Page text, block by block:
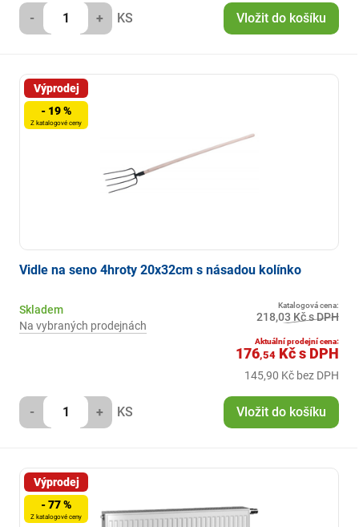
- + KS Vložit do košíku
Výprodej
- 19 %
Z katalogové ceny
Vidle na seno 4hroty 20x32cm s násadou kolínko
Skladem
Na vybraných prodejnách
Katalogová cena:
218,03 Kč s DPH
Aktuální prodejní cena:
176,54 Kčs DPH
145,90 Kč bez DPH
- + KS Vložit do košíku
Výprodej
- 77 %
Z katalogové ceny